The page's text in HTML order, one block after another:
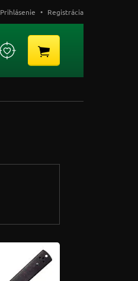
Prihlásenie • Registrácia